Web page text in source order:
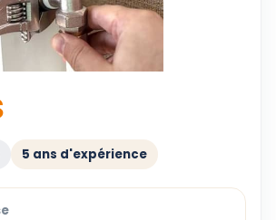
5 ans d'expérience